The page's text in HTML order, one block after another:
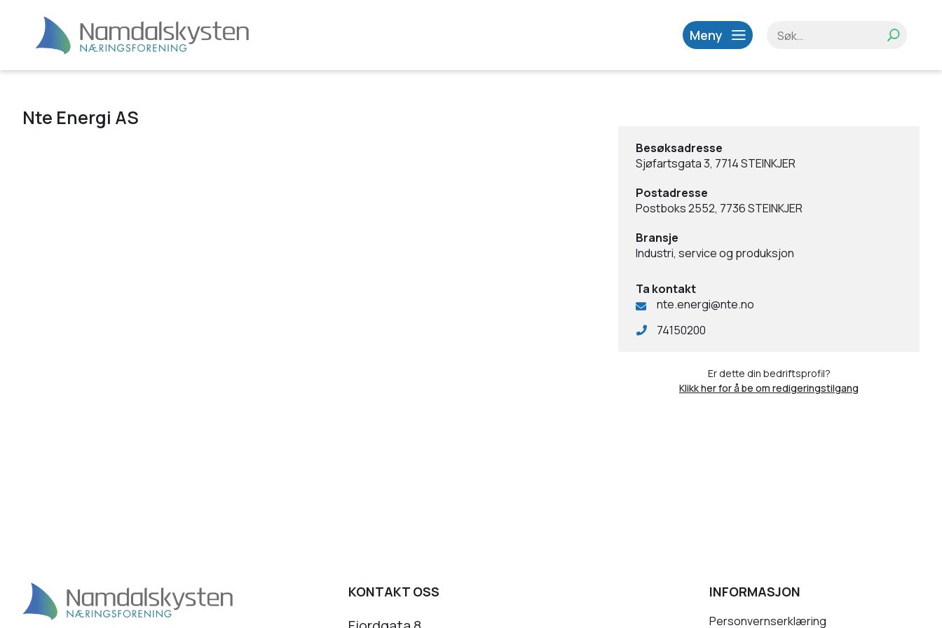
Meny
Nte Energi AS
Besøksadresse
Sjøfartsgata 3, 7714 STEINKJER
Postadresse
Postboks 2552, 7736 STEINKJER
Bransje
Industri, service og produksjon
Ta kontakt
nte.energi@nte.no
74150200
Er dette din bedriftsprofil?
Klikk her for å be om redigeringstilgang
KONTAKT OSS INFORMASJON
Personvernserklæring